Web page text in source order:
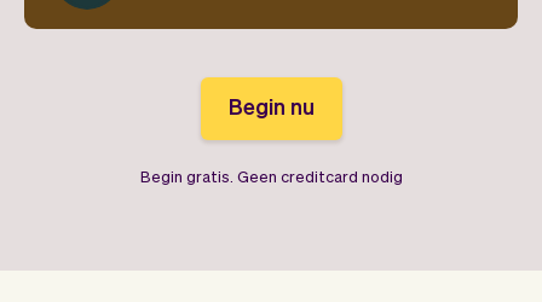
Begin nu
Begin gratis. Geen creditcard nodig